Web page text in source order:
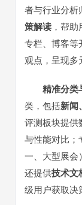
者与行业分析
策解读 ，帮
专栏、博客等
观点，呈现多
精准分类
类，包括新闻
评测板块提供
与性能对比；
一、大型展会
还提供技术文
级用户获取决